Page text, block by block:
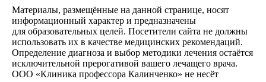
Материалы, размещённые на данной странице, носят
информационный характер и предназначены
для образовательных целей. Посетители сайта не должны
использовать их в качестве медицинских рекомендаций.
Определение диагноза и выбор методики лечения остаётся
исключительной прерогативой вашего лечащего врача.
ООО «Клиника профессора Калинченко» не несёт